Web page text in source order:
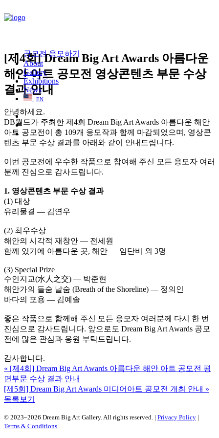
공모전 응모하기
About
Gallery
Exhibitions
News
EN
[제4회] Dream Big Art Awards 아름다운
해안 아트 공모전 영상콘텐츠 부문 수상
결과 안내
안녕하세요.
DB월드가 주최한 제4회 Dream Big Art Awards 아름다운 해안
아트 공모전이 총 109개 응모작과 함께 마감되었으며, 영상콘
텐츠 부문 수상 결과를 아래와 같이 안내드립니다.
이번 공모전에 우수한 작품으로 참여해 주신 모든 응모자 여러
분께 진심으로 감사드립니다.
1. 영상콘텐츠 부문 수상 결과
(1) 대상
유리물결 — 김연우
(2) 최우수상
해안의 시각적 재창안 — 전세원
함께 있기에 아름다운 곳, 해안 — 임단비 외 3명
(3) Special Prize
수인지교(水人之交) — 박준현
해안가의 들숨 날숨 (Breath of the Shoreline) — 정의인
바다의 포용 — 김예솔
좋은 작품으로 함께해 주신 모든 응모자 여러분께 다시 한 번
진심으로 감사드립니다. 앞으로도 Dream Big Art Awards 공모
전에 많은 관심과 응원 부탁드립니다.
감사합니다.
« [제4회] Dream Big Art Awards 아름다운 해안 아트 공모전 평
면부문 수상 결과 안내
[제5회] Dream Big Art Awards 미디어아트 공모전 개최 안내 »
목록보기
© 2023–2026 Dream Big Art Gallery. All rights reserved. | Privacy Policy |
Terms & Conditions